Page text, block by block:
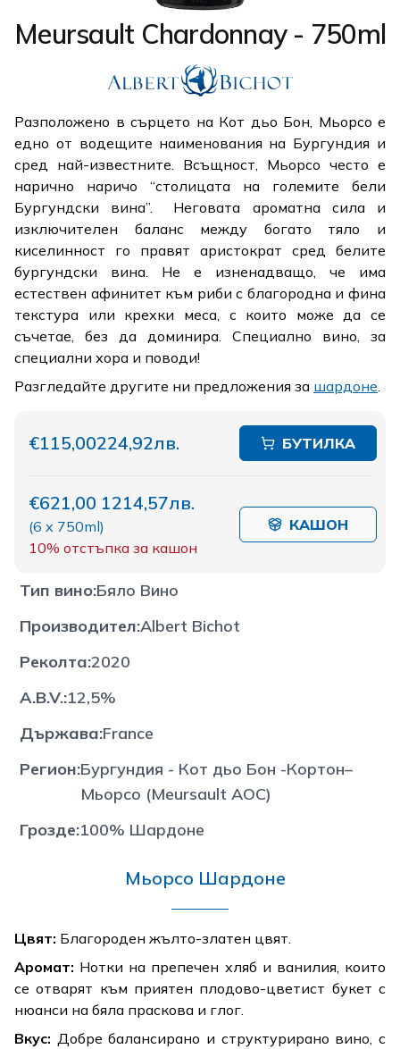
Meursault Chardonnay - 750ml
Разположено в сърцето на Кот дьо Бон, Мьорсо е
едно от водещите наименования на Бургундия и
сред най-известните. Всъщност, Мьорсо често е
нарично наричо “столицата на големите бели
Бургундски вина”. Неговата ароматна сила и
изключителен баланс между богато тяло и
киселинност го правят аристократ сред белите
бургундски вина. Не е изненадващо, че има
естествен афинитет към риби с благородна и фина
текстура или крехки меса, с които може да се
съчетае, без да доминира. Специално вино, за
специални хора и поводи!
Разгледайте другите ни предложения за шардоне.
€115,00224,92лв. БУТИЛКА
€621,00 1214,57лв.
(6 x 750ml)
10% отстъпка за кашон
КАШОН
Тип вино:Бяло Вино
Производител:Albert Bichot
Реколта:2020
A.B.V.:12,5%
Държава:France
Регион:Бургундия - Кот дьо Бон -Кортон–
Мьорсо (Meursault АOC)
Грозде:100% Шардоне
Мьорсо Шардоне
Цвят: Благороден жълто-златен цвят.
Аромат: Нотки на препечен хляб и ванилия, които
се отварят към приятен плодово-цветист букет с
нюанси на бяла праскова и глог.
Вкус: Добре балансирано и структурирано вино, с